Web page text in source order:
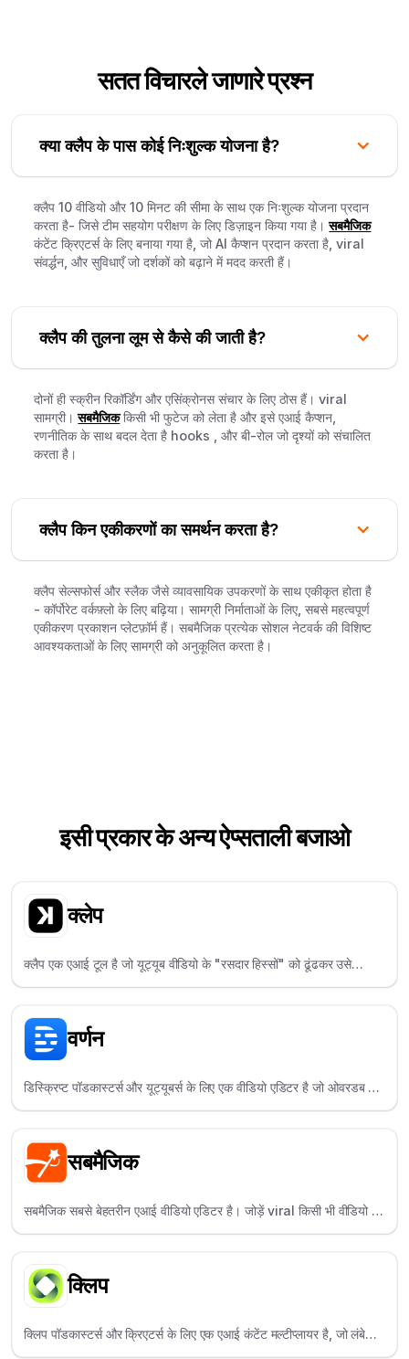
सतत विचारले जाणारे प्रश्न
क्या क्लैप के पास कोई निःशुल्क योजना है?
क्लैप 10 वीडियो और 10 मिनट की सीमा के साथ एक निःशुल्क योजना प्रदान
करता है- जिसे टीम सहयोग परीक्षण के लिए डिज़ाइन किया गया है।सबमैजिक
कंटेंट क्रिएटर्स के लिए बनाया गया है, जो AI कैप्शन प्रदान करता है, viral
संवर्द्धन, और सुविधाएँ जो दर्शकों को बढ़ाने में मदद करती हैं।
क्लैप की तुलना लूम से कैसे की जाती है?
दोनों ही स्क्रीन रिकॉर्डिंग और एसिंक्रोनस संचार के लिए ठोस हैं। viral
सामग्री।सबमैजिककिसी भी फुटेज को लेता है और इसे एआई कैप्शन,
रणनीतिक के साथ बदल देता है hooks , और बी-रोल जो दृश्यों को संचालित
करता है।
क्लैप किन एकीकरणों का समर्थन करता है?
क्लैप सेल्सफोर्स और स्लैक जैसे व्यावसायिक उपकरणों के साथ एकीकृत होता है
- कॉर्पोरेट वर्कफ़्लो के लिए बढ़िया। सामग्री निर्माताओं के लिए, सबसे महत्वपूर्ण
एकीकरण प्रकाशन प्लेटफ़ॉर्म हैं। सबमैजिक प्रत्येक सोशल नेटवर्क की विशिष्ट
आवश्यकताओं के लिए सामग्री को अनुकूलित करता है।
इसी प्रकार के अन्य ऐप्सताली बजाओ
क्लेप
क्लैप एक एआई टूल है जो यूट्यूब वीडियो के "रसदार हिस्सों" को ढूंढकर उसे
टिकटॉक में बदल देता है - जो यूट्यूबर्स और पॉडकास्टर्स के लिए एकदम सही है।
वर्णन
डिस्क्रिप्ट पॉडकास्टर्स और यूट्यूबर्स के लिए एक वीडियो एडिटर है जो ओवरडब और
स्टूडियो साउंड जैसी सुविधाओं के साथ वीडियो को टेक्स्ट की तरह संपादित करने की
सबमैजिक
सबमैजिक सबसे बेहतरीन एआई वीडियो एडिटर है। जोड़ें viral किसी भी वीडियो में
100 से अधिक भाषाओं में कैप्शन जोड़ें और बनाएं viral कुछ ही मिनटों में शॉर्ट्स।
क्लिप
क्लिप पॉडकास्टर्स और क्रिएटर्स के लिए एक एआई कंटेंट मल्टीप्लायर है, जो लंबे